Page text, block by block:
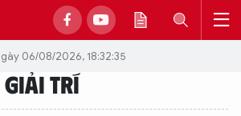
06/08/2026, 18:32:35
TRÍ